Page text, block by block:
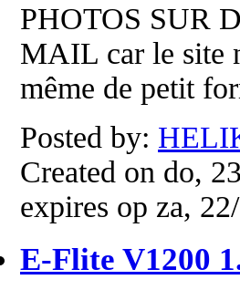
PHOTOS SUR
MAIL car le site
même de petit
Posted by:
Created on do,
expires op za,
E-Flite V1200